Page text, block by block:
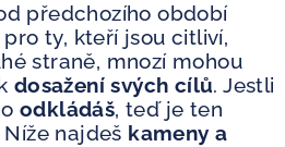
předchozího období
ty, kteří jsou citliví,
straně, mnozí mohou
dosažení svých cílů. Jestli
odkládáš, teď je ten
Níže najdeš kameny a